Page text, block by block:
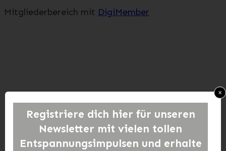
Registriere dich hier für unseren
Newsletter mit vielen tollen
Entspannungsimpulsen und erhalte
x
Mitgliederbereich mit DigiMember